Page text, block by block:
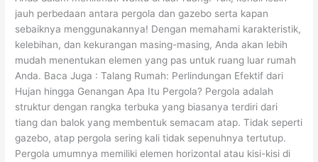
jauh perbedaan antara pergola dan gazebo serta kapan
sebaiknya menggunakannya! Dengan memahami karakteristik,
kelebihan, dan kekurangan masing-masing, Anda akan lebih
mudah menentukan elemen yang pas untuk ruang luar rumah
Anda. Baca Juga : Talang Rumah: Perlindungan Efektif dari
Hujan hingga Genangan Apa Itu Pergola? Pergola adalah
struktur dengan rangka terbuka yang biasanya terdiri dari
tiang dan balok yang membentuk semacam atap. Tidak seperti
gazebo, atap pergola sering kali tidak sepenuhnya tertutup.
Pergola umumnya memiliki elemen horizontal atau kisi-kisi di